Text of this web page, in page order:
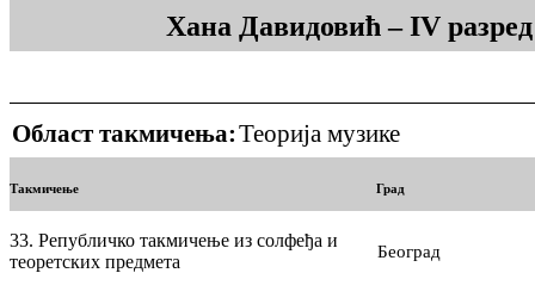
Хана Давидовић – IV
Област такмичења:Теорија музике
Такмичење Град
33. Републичко такмичење из солфеђа и
теоретских предмета
Београд